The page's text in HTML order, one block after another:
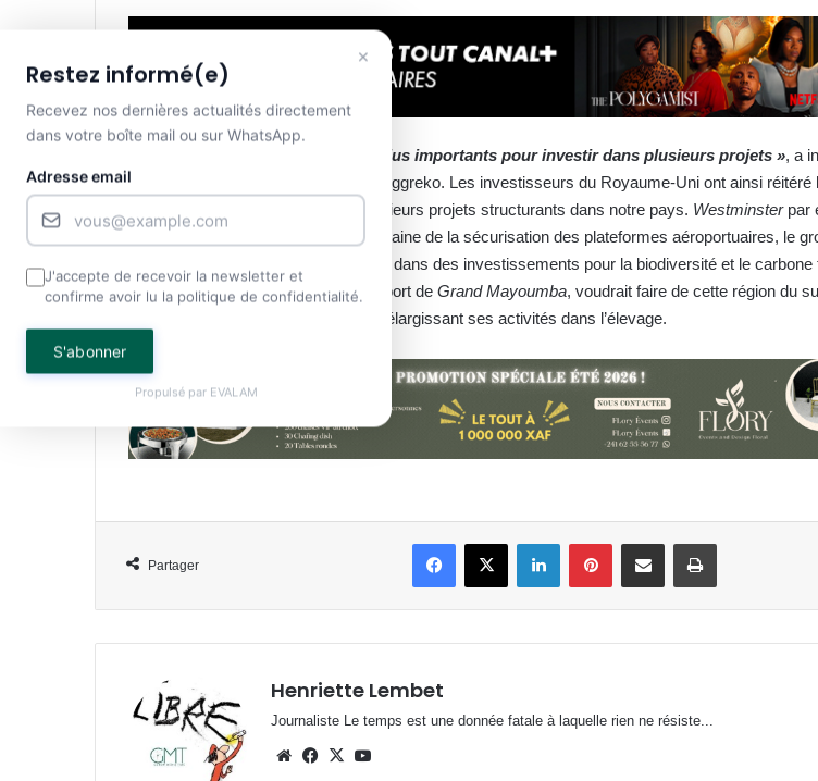
« Le Gabon est l’un des pays les plus importants pour investir dans plusieurs projets », a
Stephen Rea, le directeur général d’Aggreko. Les investisseurs du Royaume-Uni ont ainsi réitéré
attachement à se déployer dans plusieurs projets structurants dans notre pays. Westminsterpar
apporter son expérience dans le domaine de la sécurisation des plateformes aéroportuaires, le
voudrait débloquer des financements dans des investissements pour la biodiversité et le carbone
Ponte Joshua, à travers le projet du port de Grand Mayoumba, voudrait faire de cette région du
de développement portuaire, tout en élargissant ses activités dans l’élevage.
Partager
FacebookX LinkedinPinterestPartager par email Imprimer
Henriette Lembet
Journaliste Le temps est une donnée fatale à laquelle rien ne résiste...
WebsiteFacebook
X
IST : les inscriptions au
jusqu’au 31 août
Libreville : plus d’une
cannabis saisie
professionnelles
Affaire Bilie-By-Nze :
Cybersécurité : la SEEG
perdu près de 95 % de
×
Restez informé(e)
Recevez nos dernières actualités directement
dans votre boîte mail ou sur WhatsApp.
Adresse email
J'accepte de recevoir la newsletter et
confirme avoir lu la politique de confidentialité.
S'abonner
Propulsé par EVALAM